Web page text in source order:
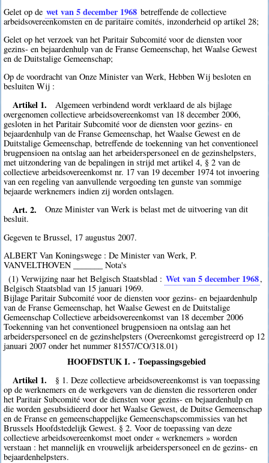
Gelet op de wet van 5 december 1968 betreffende de collectieve
arbeidsovereenkomsten en de paritaire comités, inzonderheid op artikel 28;
Gelet op het verzoek van het Paritair Subcomité voor de diensten voor
gezins- en bejaardenhulp van de Franse Gemeenschap, het Waalse Gewest
en de Duitstalige Gemeenschap;
Op de voordracht van Onze Minister van Werk, Hebben Wij besloten en
besluiten Wij :
Artikel 1.
Algemeen verbindend wordt verklaard de als bijlage
overgenomen collectieve arbeidsovereenkomst van 18 december 2006,
gesloten in het Paritair Subcomité voor de diensten voor gezins- en
bejaardenhulp van de Franse Gemeenschap, het Waalse Gewest en de
Duitstalige Gemeenschap, betreffende de toekenning van het conventioneel
brugpensioen na ontslag aan het arbeiderspersoneel en de gezinshelpsters,
met uitzondering van de bepalingen in strijd met artikel 4, § 2 van de
collectieve arbeidsovereenkomst nr. 17 van 19 december 1974 tot invoering
van een regeling van aanvullende vergoeding ten gunste van sommige
bejaarde werknemers indien zij worden ontslagen.
Art. 2.
Onze Minister van Werk is belast met de uitvoering van dit
besluit.
Gegeven te Brussel, 17 augustus 2007.
ALBERT Van Koningswege : De Minister van Werk, P.
VANVELTHOVEN _______ Nota's
(1) Verwijzing naar het Belgisch Staatsblad : Wet van 5 december 1968,
Belgisch Staatsblad van 15 januari 1969.
Bijlage Paritair Subcomité voor de diensten voor gezins- en bejaardenhulp
van de Franse Gemeenschap, het Waalse Gewest en de Duitstalige
Gemeenschap Collectieve arbeidsovereenkomst van 18 december 2006
Toekenning van het conventioneel brugpensioen na ontslag aan het
arbeiderspersoneel en de gezinshelpsters (Overeenkomst geregistreerd op 12
januari 2007 onder het nummer 81557/CO/318.01)
HOOFDSTUK I. - Toepassingsgebied
Artikel 1.
§ 1. Deze collectieve arbeidsovereenkomst is van toepassing
op de werknemers en de werkgevers van de diensten die ressorteren onder
het Paritair Subcomité voor de diensten voor gezins- en bejaardenhulp en
die worden gesubsidieerd door het Waalse Gewest, de Duitse Gemeenschap
en de Franse en gemeenschappelijke Gemeenschapscommissies van het
Brussels Hoofdstedelijk Gewest. § 2. Voor de toepassing van deze
collectieve arbeidsovereenkomst moet onder « werknemers » worden
verstaan : het mannelijk en vrouwelijk arbeiderspersoneel en de gezins- en
bejaardenhelpsters.